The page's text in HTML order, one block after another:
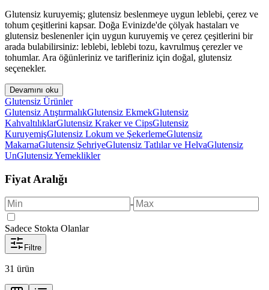
Glutensiz kuruyemiş; glutensiz beslenmeye uygun leblebi, çerez ve
tohum çeşitlerini kapsar. Doğa Evinizde'de çölyak hastaları ve
glutensiz beslenenler için uygun kuruyemiş ve çerez çeşitlerini bir
arada bulabilirsiniz: leblebi, leblebi tozu, kavrulmuş çerezler ve
tohumlar. Ara öğünleriniz ve tarifleriniz için doğal, glutensiz
seçenekler.
Devamını oku
Glutensiz Ürünler
Glutensiz AtıştırmalıkGlutensiz EkmekGlutensiz
KahvaltılıklarGlutensiz Kraker ve CipsGlutensiz
KuruyemişGlutensiz Lokum ve ŞekerlemeGlutensiz
MakarnaGlutensiz ŞehriyeGlutensiz Tatlılar ve HelvaGlutensiz
UnGlutensiz Yemeklikler
Fiyat Aralığı
-
Sadece Stokta Olanlar
Filtre
31 ürün